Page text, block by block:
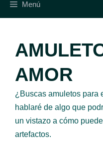
Menú
AMOR
¿Buscas amuletos para
hablaré de algo que
un vistazo a cómo
artefactos.